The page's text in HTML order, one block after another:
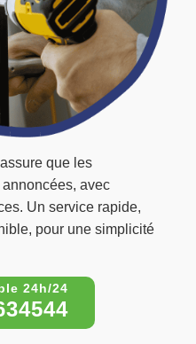
assure que les
avec
Un service rapide,
pour une simplicité